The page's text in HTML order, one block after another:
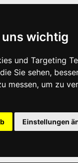
wichtig
und Targeting
Sie sehen,
messen, um zu
Einstellungen